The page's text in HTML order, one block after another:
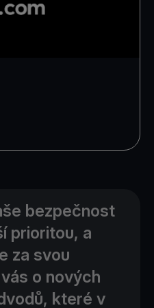
bezpečnost
prioritou, a
za svou
o nových
které v